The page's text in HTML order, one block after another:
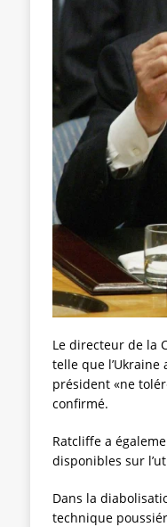
Le directeur de la
telle que l’Ukraine
président «ne
confirmé.
Ratcliffe a
disponibles sur
Dans la
technique